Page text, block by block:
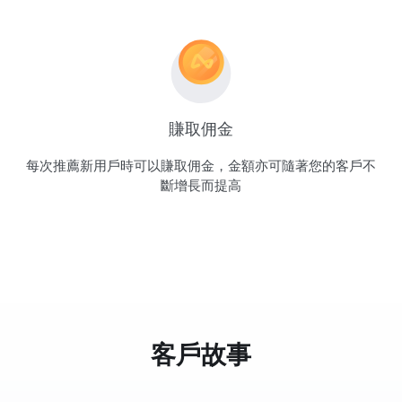
賺取佣金
每次推薦新用戶時可以賺取佣金，金額亦可隨著您的客戶不
斷增長而提高
客戶故事